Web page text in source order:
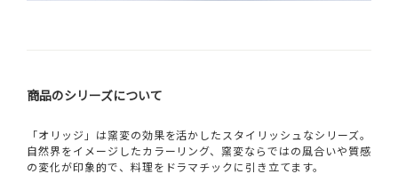
商品のシリーズについて
「オリッジ」は窯変の効果を活かしたスタイリッシュなシリーズ。
自然界をイメージしたカラーリング、窯変ならではの風合いや質感
の変化が印象的で、料理をドラマチックに引き立てます。